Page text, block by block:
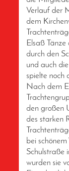
Verlauf der
dem
Elsaß
durch den
und auch
spielte noch
Nach dem
den großen
des starken
bei
Schulstraße
wurden sie